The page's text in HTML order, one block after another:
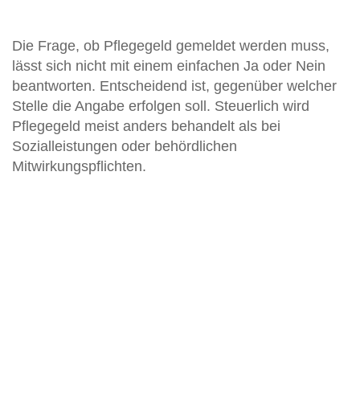
Die Frage, ob Pflegegeld gemeldet werden muss,
lässt sich nicht mit einem einfachen Ja oder Nein
beantworten. Entscheidend ist, gegenüber welcher
Stelle die Angabe erfolgen soll. Steuerlich wird
Pflegegeld meist anders behandelt als bei
Sozialleistungen oder behördlichen
Mitwirkungspflichten.